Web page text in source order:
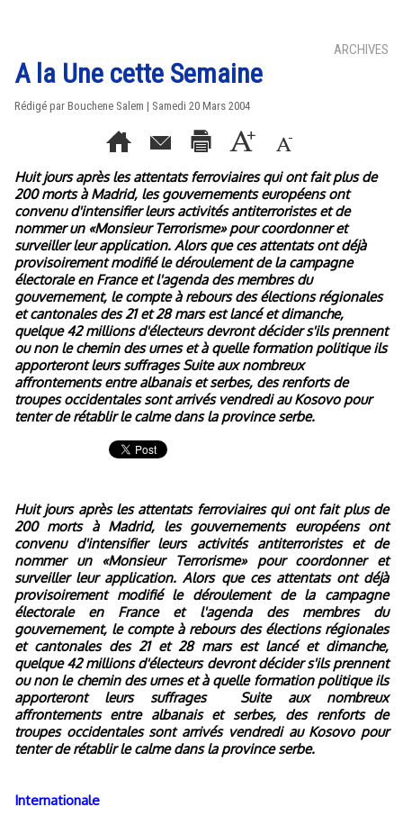
ARCHIVES
A la Une cette Semaine
Rédigé par Bouchene Salem | Samedi 20 Mars 2004
Huit jours après les attentats ferroviaires qui ont fait plus de
200 morts à Madrid, les gouvernements européens ont
convenu d'intensifier leurs activités antiterroristes et de
nommer un «Monsieur Terrorisme» pour coordonner et
surveiller leur application. Alors que ces attentats ont déjà
provisoirement modifié le déroulement de la campagne
électorale en France et l'agenda des membres du
gouvernement, le compte à rebours des élections régionales
et cantonales des 21 et 28 mars est lancé et dimanche,
quelque 42 millions d'électeurs devront décider s'ils prennent
ou non le chemin des urnes et à quelle formation politique ils
apporteront leurs suffrages Suite aux nombreux
affrontements entre albanais et serbes, des renforts de
troupes occidentales sont arrivés vendredi au Kosovo pour
tenter de rétablir le calme dans la province serbe.
Huit jours après les attentats ferroviaires qui ont fait plus de
200 morts à Madrid, les gouvernements européens ont
convenu d'intensifier leurs activités antiterroristes et de
nommer un «Monsieur Terrorisme» pour coordonner et
surveiller leur application. Alors que ces attentats ont déjà
provisoirement modifié le déroulement de la campagne
électorale en France et l'agenda des membres du
gouvernement, le compte à rebours des élections régionales
et cantonales des 21 et 28 mars est lancé et dimanche,
quelque 42 millions d'électeurs devront décider s'ils prennent
ou non le chemin des urnes et à quelle formation politique ils
apporteront leurs suffrages
Suite aux nombreux
affrontements entre albanais et serbes, des renforts de
troupes occidentales sont arrivés vendredi au Kosovo pour
tenter de rétablir le calme dans la province serbe.
Internationale